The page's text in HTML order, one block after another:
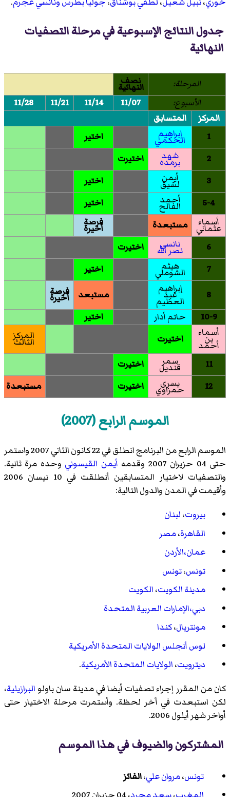
جدول النتائج الإسبوعية في مرحلة التصفيات
النهائية
المرحلة: نصف
النهائية
الأسبوع:
11/07
11/14
11/21
11/28
المركز
المتسابق
1
إبراهيم
الحكمي
اختير
2
شهد
برمده
اختيرت
3
أيمن
لسّيق
اختير
5-4
أحمد
الفالح
اختير
أسماء
عثماني مستبعدة فرصة
أخيرة
6
نانسي
نصر الله
اختيرت
7
هيثم
الشوملي
اختير
8
إبراهيم
عبد
العظيم مستبعد فرصة
أخيرة
10-9
حاتم أدار
اختير
أسماء
بن
أحمد اختيرت المركز
الثالث
11
سمر
قنديل
اختيرت
12
يسرى
حمزاوي اختيرت مستبعدة
الموسم الرابع (2007)
الموسم الرابع من البرنامج انطلق في 22 كانون الثاني 2007 واستمر
حتى 04 حزيران 2007 وقدمه
أيمن القيسوني وحده مرة ثانية.
والتصفيات لاختيار المتسابقين أنطلقت في 10 نيسان 2006
وأقيمت في المدن والدول التالية:
بيروت،لبنان
القاهرة،مصر
عمان،الأردن
تونس،تونس
مدينة الكويت،الكويت
دبي،الإمارات العربية المتحدة
مونتريال،كندا
لوس أنجلسالولايات المتحدة الأمريكية
ديترويت،الولايات المتحدة الأمريكية.
كان من المقرر إجراء تصفيات أيضا في مدينة سان باولو البرازيلية،
لكن استبعدت في آخر لحظة. وأستمرت مرحلة الاختيار حتى
أواخر شهر أيلول 2006.
المشتركون والضيوف في هذا الموسم
تونس،مروان علي،الفائز